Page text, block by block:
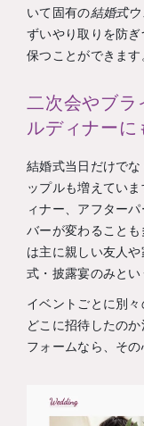
いて固有の結婚式ウ
ずいやり取りを防
保つことができます
二次会やブラ
ルディナーに
結婚式当日だけで
ップルも増えてい
ィナー、アフター
バーが変わること
は主に親しい友人
式・披露宴のみとい
イベントごとに別
どこに招待したの
フォームなら、その